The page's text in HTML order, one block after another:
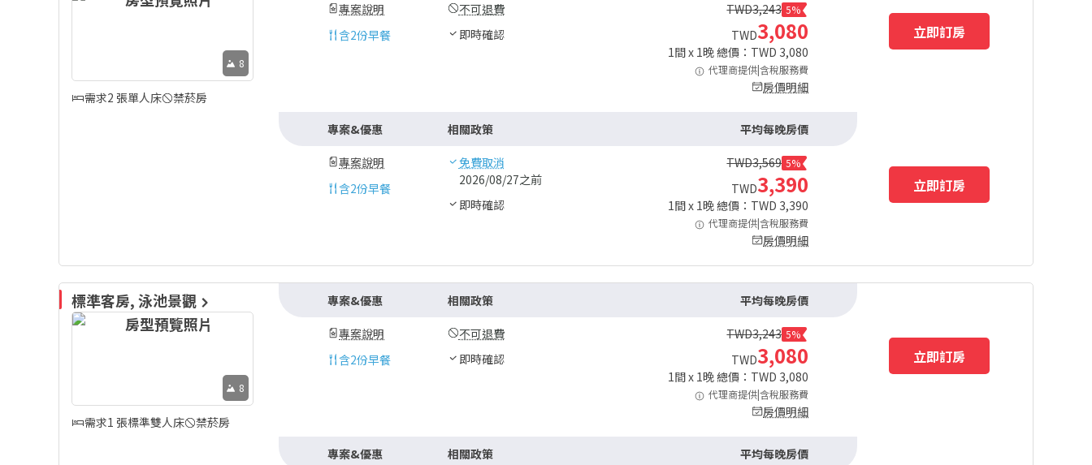
8
需求2 張單人床 禁菸房
專案說明
含2份早餐
不可退費
即時確認
TWD3,243 5%
TWD3,080
1間 x 1晚 總價：TWD 3,080
代理商提供|含稅服務費
房價明細
立即訂房
專案&優惠 相關政策 平均每晚房價
專案說明
含2份早餐
免費取消
2026/08/27之前
即時確認
TWD3,569 5%
TWD3,390
1間 x 1晚 總價：TWD 3,390
代理商提供|含稅服務費
房價明細
立即訂房
標準客房, 泳池景觀
8
需求1 張標準雙人床 禁菸房
專案&優惠 相關政策 平均每晚房價
專案說明
含2份早餐
不可退費
即時確認
TWD3,243 5%
TWD3,080
1間 x 1晚 總價：TWD 3,080
代理商提供|含稅服務費
房價明細
立即訂房
專案&優惠 相關政策 平均每晚房價